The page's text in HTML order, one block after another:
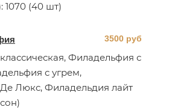
1070 (40 шт)
3500 руб
Филадельфия с
с угрем,
Люкс, Филадельдия лайт